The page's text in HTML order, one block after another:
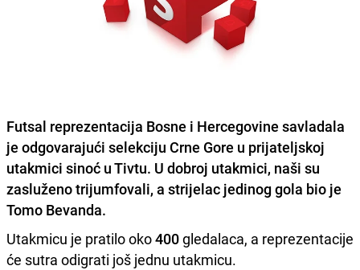
Futsal reprezentacija Bosne i Hercegovine savladala
je odgovarajući selekciju Crne Gore u prijateljskoj
utakmici sinoć u Tivtu. U dobroj utakmici, naši su
zasluženo trijumfovali, a strijelac jedinog gola bio je
Tomo Bevanda.
Utakmicu je pratilo oko400gledalaca, a reprezentacije
će sutra odigrati još jednu utakmicu.